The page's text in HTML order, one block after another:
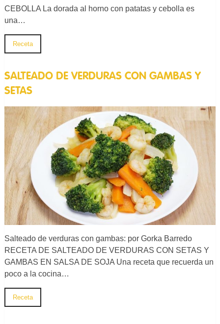
CEBOLLA La dorada al horno con patatas y cebolla es
una…
Receta
SALTEADO DE VERDURAS CON GAMBAS Y
SETAS
Salteado de verduras con gambas: por Gorka Barredo
RECETA DE SALTEADO DE VERDURAS CON SETAS Y
GAMBAS EN SALSA DE SOJA Una receta que recuerda un
poco a la cocina…
Receta